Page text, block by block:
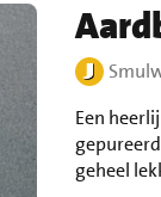
Een
geheel